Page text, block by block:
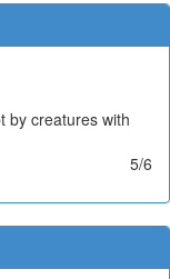
by creatures with
5/6